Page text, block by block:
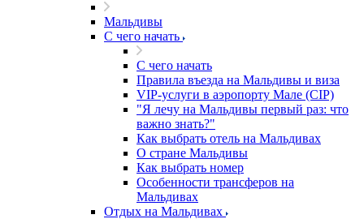
Мальдивы
С чего начать
С чего начать
Правила въезда на Мальдивы и виза
VIP-услуги в аэропорту Мале (CIP)
"Я лечу на Мальдивы первый раз: что
важно знать?"
Как выбрать отель на Мальдивах
О стране Мальдивы
Как выбрать номер
Особенности трансферов на
Мальдивах
Отдых на Мальдивах